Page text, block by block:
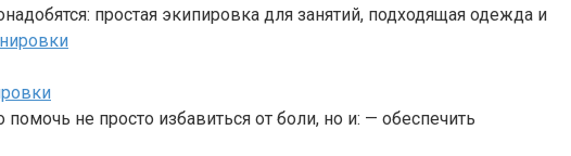
простая экипировка для занятий, подходящая одежда и
не просто избавиться от боли, но и: — обеспечить